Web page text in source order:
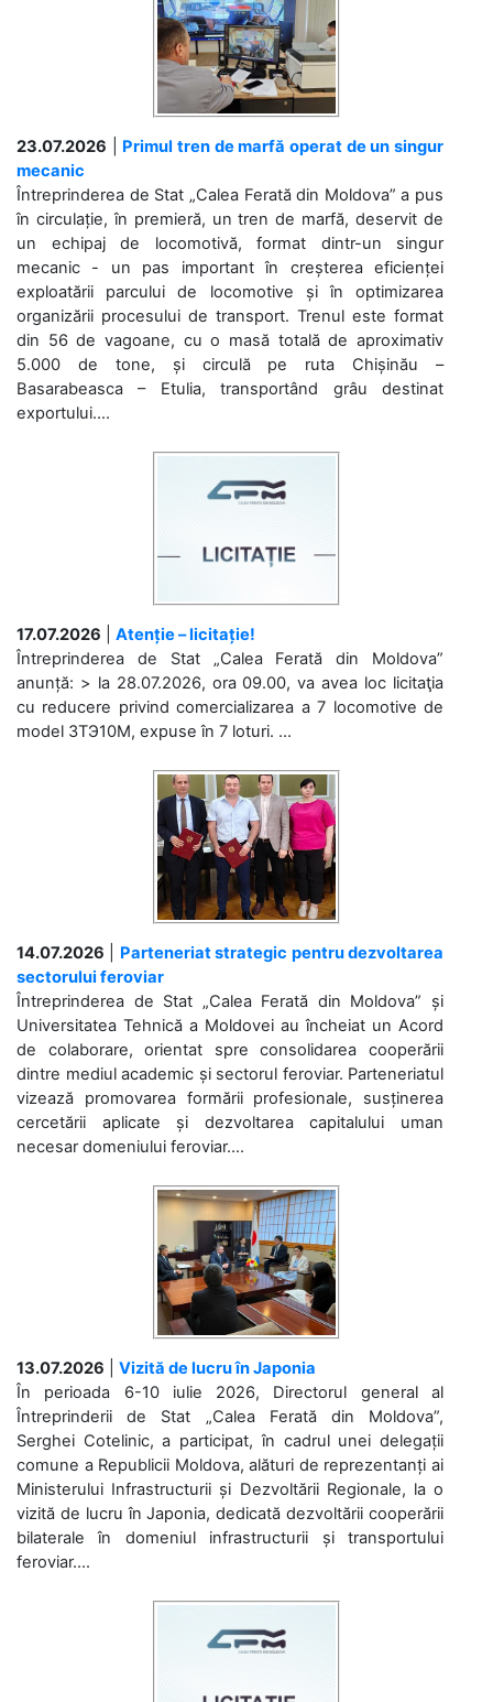
23.07.2026
Primul tren de marfă operat de un singur
mecanic
Întreprinderea de Stat „Calea Ferată din Moldova” a pus
în circulație, în premieră, un tren de marfă, deservit de
un echipaj de locomotivă, format dintr-un singur
mecanic - un pas important în creșterea eficienței
exploatării parcului de locomotive și în optimizarea
organizării procesului de transport. Trenul este format
din 56 de vagoane, cu o masă totală de aproximativ
5.000 de tone, și circulă pe ruta Chișinău –
Basarabeasca – Etulia, transportând grâu destinat
exportului....
17.07.2026
Atenție – licitație!
Întreprinderea de Stat „Calea Ferată din Moldova”
anunță: > la 28.07.2026, ora 09.00, va avea loc licitaţia
cu reducere privind comercializarea a 7 locomotive de
model 3ТЭ10М, expuse în 7 loturi. ...
14.07.2026
Parteneriat strategic pentru dezvoltarea
sectorului feroviar
Întreprinderea de Stat „Calea Ferată din Moldova” și
Universitatea Tehnică a Moldovei au încheiat un Acord
de colaborare, orientat spre consolidarea cooperării
dintre mediul academic și sectorul feroviar. Parteneriatul
vizează promovarea formării profesionale, susținerea
cercetării aplicate și dezvoltarea capitalului uman
necesar domeniului feroviar....
13.07.2026
Vizită de lucru în Japonia
În perioada 6-10 iulie 2026, Directorul general al
Întreprinderii de Stat „Calea Ferată din Moldova”,
Serghei Cotelinic, a participat, în cadrul unei delegații
comune a Republicii Moldova, alături de reprezentanți ai
Ministerului Infrastructurii și Dezvoltării Regionale, la o
vizită de lucru în Japonia, dedicată dezvoltării cooperării
bilaterale în domeniul infrastructurii și transportului
feroviar....